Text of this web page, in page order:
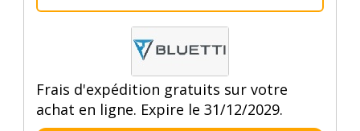
Frais d'expédition gratuits sur votre
achat en ligne. Expire le 31/12/2029.